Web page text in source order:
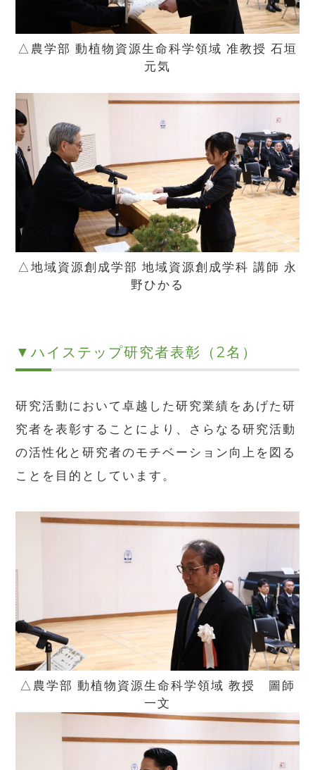
△農学部 動植物資源生命科学領域 准教授 石垣
元気
△地域資源創成学部 地域資源創成学科 講師 永
野ひかる
▼ハイステップ研究者表彰（2名）
研究活動において卓越した研究業績をあげた研
究者を表彰することにより、さらなる研究活動
の活性化と研究者のモチベーション向上を図る
ことを目的としています。
△農学部 動植物資源生命科学領域 教授 圖師
一文